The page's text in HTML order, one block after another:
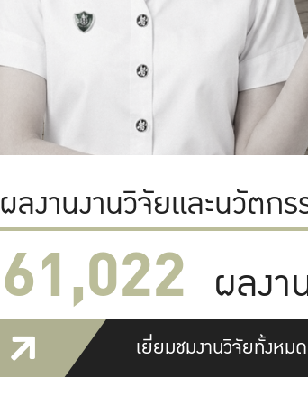
ผลงานงานวิจัยและนวัตกร
61,022 ผลงา
เยี่ยมชมงานวิจัยทั้งหมด